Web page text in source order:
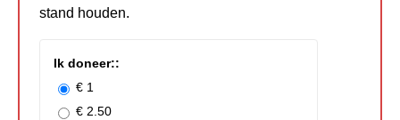
stand houden.
Ik doneer::
€ 1
€ 2.50